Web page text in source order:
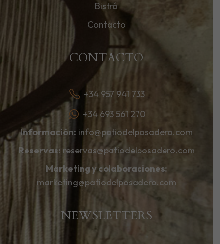
Bistró
Contacto
CONTACTO
+34 957 941 733
+34 693 561 270
Información: info@patiodelposadero.com
Reservas: reservas@patiodelposadero.com
Marketing y colaboraciones:
marketing@patiodelposadero.com
NEWSLETTERS